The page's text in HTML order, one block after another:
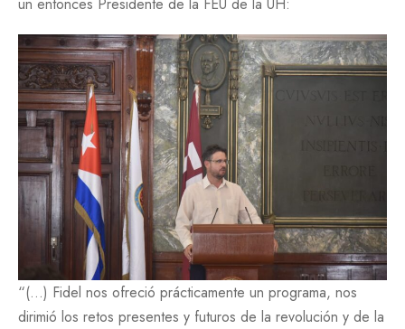
“(…) Fidel nos ofreció prácticamente un programa, nos
dirimió los retos presentes y futuros de la revolución y de la